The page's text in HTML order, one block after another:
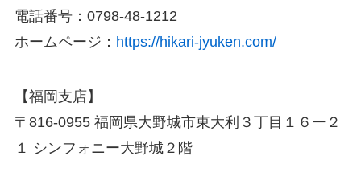
電話番号：0798-48-1212
ホームページ： https://hikari-jyuken.com/
【福岡支店】
〒816-0955 福岡県大野城市東大利３丁目１６ー２
１ シンフォニー大野城２階